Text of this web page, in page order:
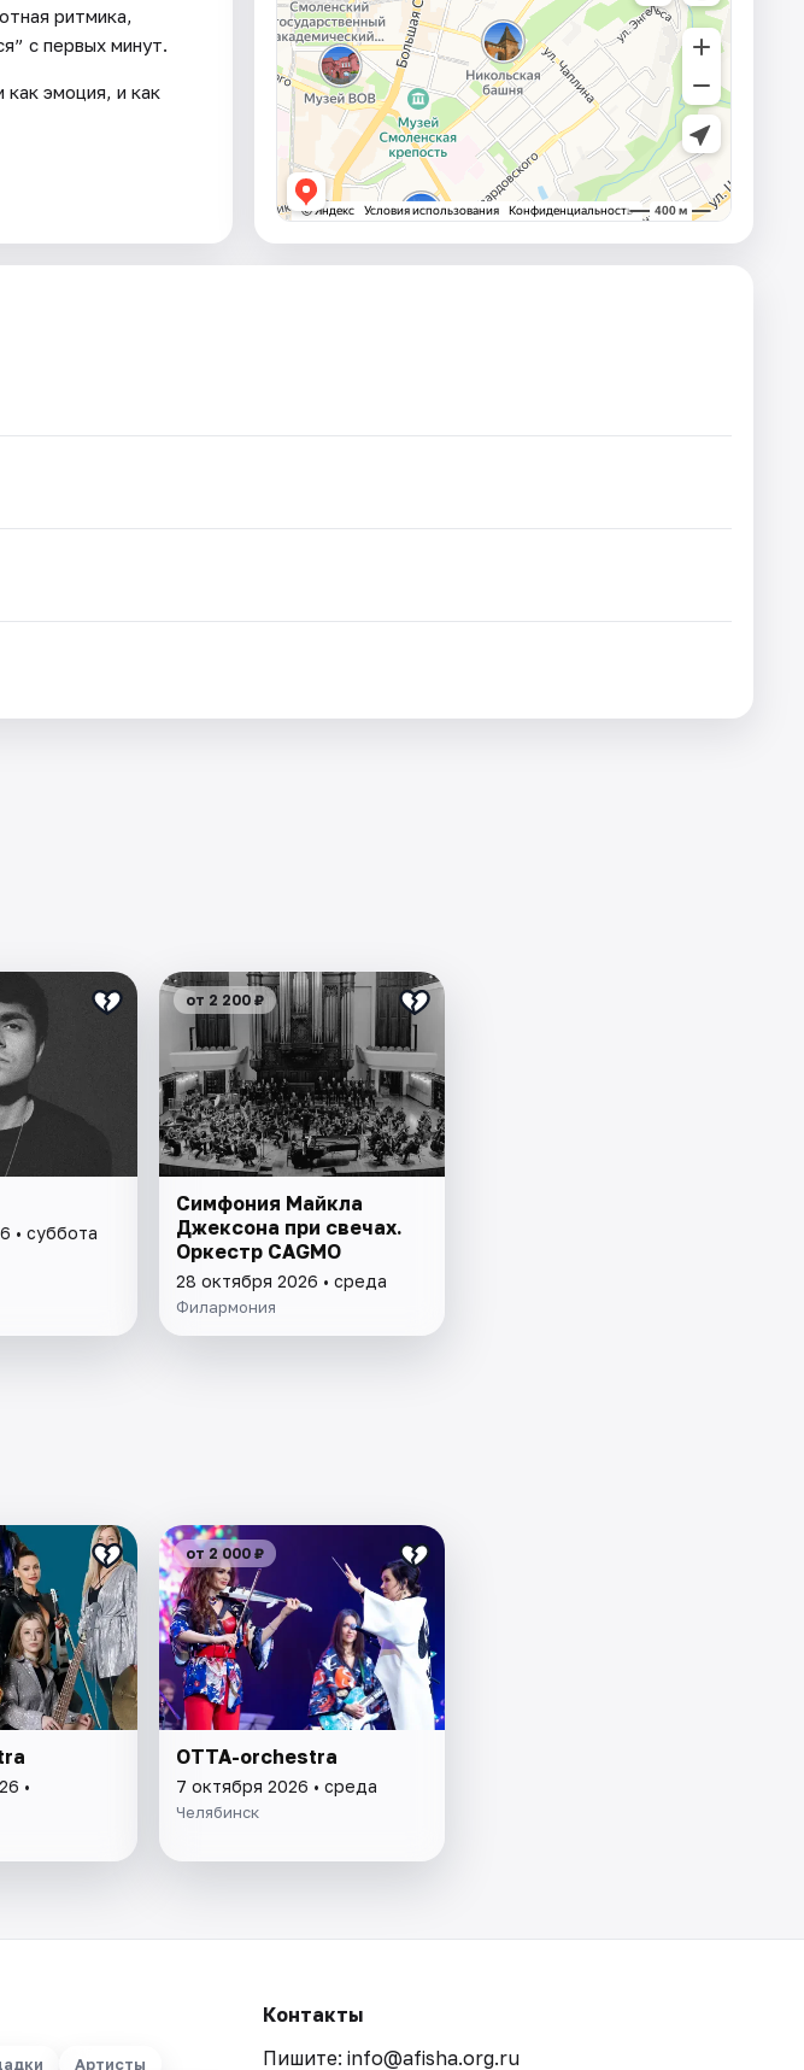
ритмика,
с первых минут.
эмоция, и как
• суббота
от 2 200 ₽
Симфония Майкла
Джексона при свечах.
Оркестр CAGMO
28 октября 2026 • среда
Филармония
•
от 2 000 ₽
OTTA-orchestra
7 октября 2026 • среда
Челябинск
Артисты
Контакты
Пишите: info@afisha.org.ru